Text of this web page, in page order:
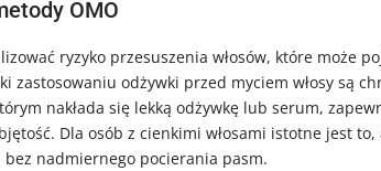
OMO
ryzyko przesuszenia włosów, które może
zastosowaniu odżywki przed myciem włosy są
nakłada się lekką odżywkę lub serum,
Dla osób z cienkimi włosami istotne jest
nadmiernego pocierania pasm.